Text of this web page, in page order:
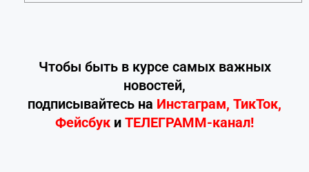
Чтобы быть в курсе самых важных
новостей,
подписывайтесь на Инстаграм, ТикТок,
Фейсбук и ТЕЛЕГРАММ-канал!